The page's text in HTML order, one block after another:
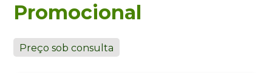
Promocional
Preço sob consulta